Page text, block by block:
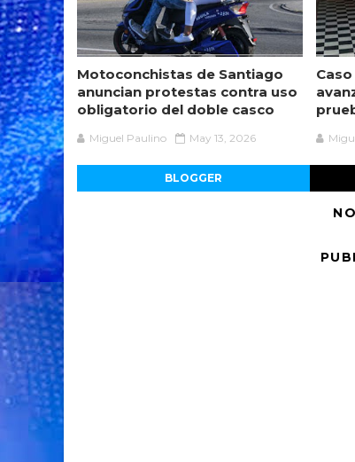
Motoconchistas de Santiago
anuncian protestas contra uso
obligatorio del doble casco
Miguel Paulino May 13, 2026
BLOGGER